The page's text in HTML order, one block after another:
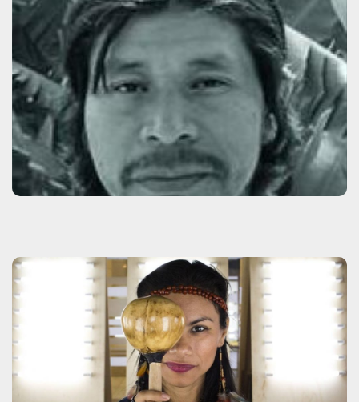
Luiz Karai
Clique aqui
Marcia Wayna Kambeba
Clique aqui